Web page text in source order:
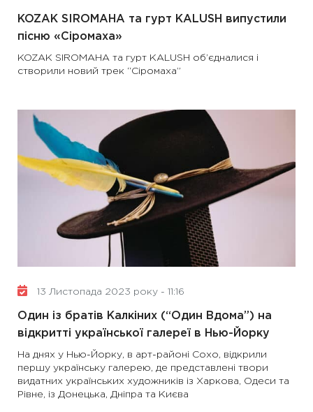
KOZAK SIROMAHA та гурт KALUSH випустили
пісню «Сіромаха»
KOZAK SIROMAHA та гурт KALUSH об’єдналися і
створили новий трек “Сіромаха”
13 Листопада 2023 року - 11:16
Один із братів Калкіних (“Один Вдома”) на
відкритті української галереї в Нью-Йорку
На днях у Нью-Йорку, в арт-районі Сохо, відкрили
першу українську галерею, де представлені твори
видатних українських художників із Харкова, Одеси та
Рівне, із Донецька, Дніпра та Києва